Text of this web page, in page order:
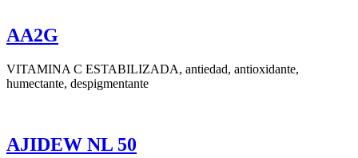
AA2G
VITAMINA C ESTABILIZADA, antiedad, antioxidante,
humectante, despigmentante
AJIDEW NL 50